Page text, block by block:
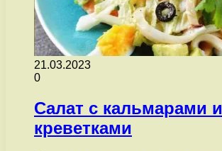
21.03.2023
0
Салат с кальмарами и
креветками